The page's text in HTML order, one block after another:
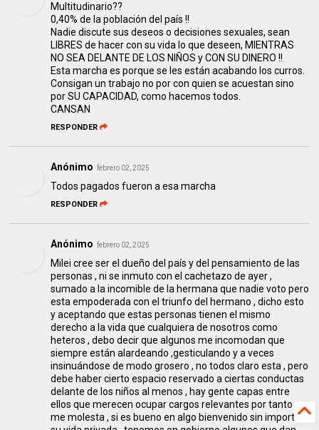
Multitudinario??
0,40% de la población del país !!
Nadie discute sus deseos o decisiones sexuales, sean
LIBRES de hacer con su vida lo que deseen, MIENTRAS
NO SEA DELANTE DE LOS NIÑOS y CON SU DINERO !!
Esta marcha es porque se les están acabando los curros.
Consigan un trabajo no por con quien se acuestan sino
por SU CAPACIDAD, como hacemos todos.
CANSAN
RESPONDER
Anónimo febrero 02, 2025
Todos pagados fueron a esa marcha
RESPONDER
Anónimo febrero 02, 2025
Milei cree ser el dueño del país y del pensamiento de las
personas , ni se inmuto con el cachetazo de ayer ,
sumado a la incomible de la hermana que nadie voto pero
esta empoderada con el triunfo del hermano , dicho esto
y aceptando que estas personas tienen el mismo
derecho a la vida que cualquiera de nosotros como
heteros , debo decir que algunos me incomodan que
siempre están alardeando ,gesticulando y a veces
insinuándose de modo grosero , no todos claro esta , pero
debe haber cierto espacio reservado a ciertas conductas
delante de los niños al menos , hay gente capas entre
ellos que merecen ocupar cargos relevantes por tanto no
me molesta , si es bueno en algo bienvenido sin importar